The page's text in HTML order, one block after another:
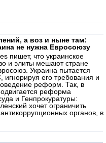
а воз и ныне там:
не нужна Евросоюзу
пишет, что украинское
и элиты мешают стране
Украина пытается
игнорируя его требования и
реформ. Так, в
реформа
и Генпрокуратуры:
хочет ограничить
органов, в